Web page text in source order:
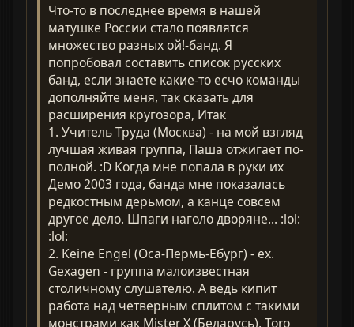
Что-то в последнее время в нашей
матушке России стало появлятся
множество разных ой!-банд. Я
попробовал составить список русских
банд, если знаете какие-то есчо команды
дополняйте меня, так сказать для
расширения кругозора, Итак
1. Учитель Труда (Москва) - на мой взгляд
лучшая живая группа, Паша отжигает по-
полной. :D Когда мне попала в руки их
Демо 2003 года, банда мне показалась
редкостным дерьмом, а канце совсем
другое дело. Шпаги наголо дворяне... :lol:
:lol:
2. Keine Engel (Оса-Пермь-Ебург) - ex.
Gexagen - группа малоизвестная
столичному слушателю. А ведь кипит
работа над четверным сплитом с такими
монстрами как Mister X (Беларусь), Toro